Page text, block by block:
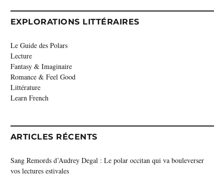
EXPLORATIONS LITTÉRAIRES
Le Guide des Polars
Lecture
Fantasy & Imaginaire
Romance & Feel Good
Littérature
Learn French
ARTICLES RÉCENTS
Sang Remords d’Audrey Degal : Le polar occitan qui va bouleverser
vos lectures estivales